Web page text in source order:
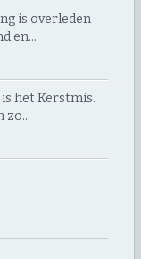
is overleden
en…
is het Kerstmis.
zo…